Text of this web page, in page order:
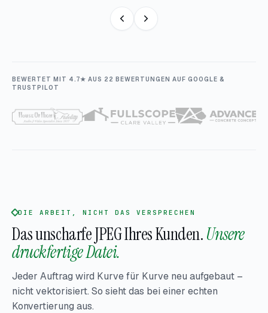
BEWERTET MIT 4.7★ AUS 22 BEWERTUNGEN AUF GOOGLE &
TRUSTPILOT
DIE ARBEIT, NICHT DAS VERSPRECHEN
Das unscharfe JPEG Ihres Kunden.Unsere
druckfertige Datei.
Jeder Auftrag wird Kurve für Kurve neu aufgebaut –
nicht vektorisiert. So sieht das bei einer echten
Konvertierung aus.